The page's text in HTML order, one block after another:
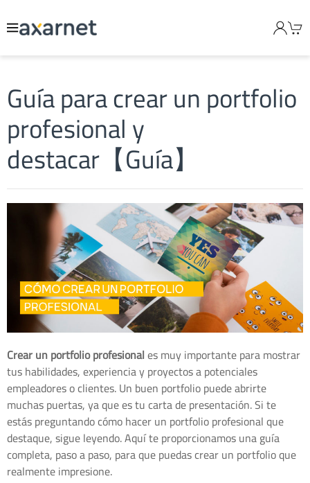
Guía para crear un portfolio
profesional y
destacar【Guía】
Crear un portfolio profesionales muy importante para mostrar
tus habilidades, experiencia y proyectos a potenciales
empleadores o clientes. Un buen portfolio puede abrirte
muchas puertas, ya que es tu carta de presentación. Si te
estás preguntando cómo hacer un portfolio profesional que
destaque, sigue leyendo. Aquí te proporcionamos una guía
completa, paso a paso, para que puedas crear un portfolio que
realmente impresione.